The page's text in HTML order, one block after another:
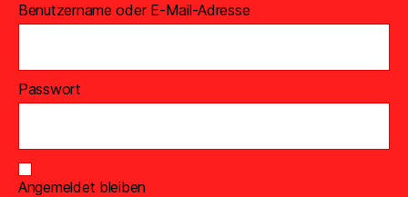
Benutzername oder E-Mail-Adresse
Passwort
Angemeldet bleiben